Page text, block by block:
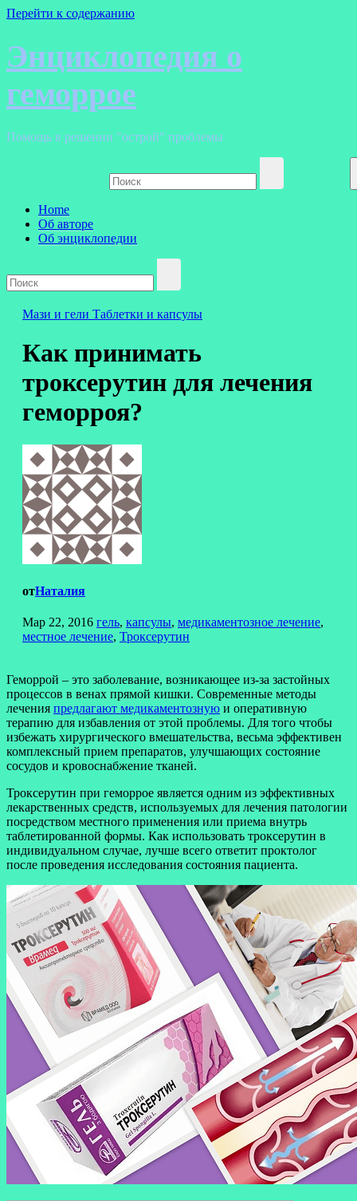
Перейти к содержанию
Энциклопедия о
геморрое
Помощь в решении "острой" проблемы
Home
Об авторе
Об энциклопедии
Мази и гели Таблетки и капсулы
Как принимать
троксерутин для лечения
геморроя?
отНаталия
Мар 22, 2016 гель, капсулы, медикаментозное лечение,
местное лечение, Троксерутин
Геморрой – это заболевание, возникающее из-за застойных
процессов в венах прямой кишки. Современные методы
лечения предлагают медикаментозную и оперативную
терапию для избавления от этой проблемы. Для того чтобы
избежать хирургического вмешательства, весьма эффективен
комплексный прием препаратов, улучшающих состояние
сосудов и кровоснабжение тканей.
Троксерутин при геморрое является одним из эффективных
лекарственных средств, используемых для лечения патологии
посредством местного применения или приема внутрь
таблетированной формы. Как использовать троксерутин в
индивидуальном случае, лучше всего ответит проктолог
после проведения исследования состояния пациента.